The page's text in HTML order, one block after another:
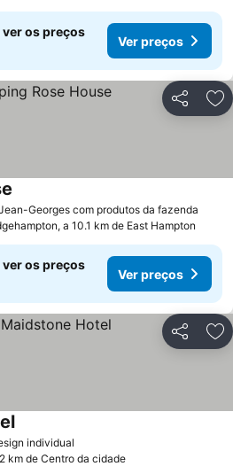
ver os preços
Ver preços
Partilhar
Georges com produtos da fazenda
a 10.1 km de East Hampton
ver os preços
Ver preços
Partilhar
individual
km de Centro da cidade